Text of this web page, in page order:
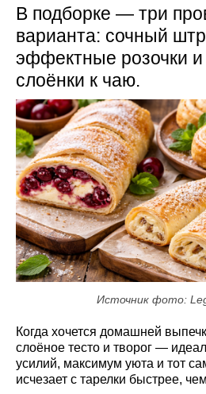
В подборке — три
варианта: сочный
эффектные розочки и
слоёнки к чаю.
Источник фото:
Когда хочется домашней
слоёное тесто и творог —
усилий, максимум уюта и тот
исчезает с тарелки быстрее,